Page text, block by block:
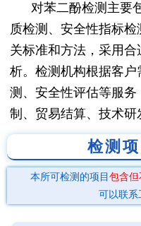
对苯二酚检测主要
质检测、安全性指标
关标准和方法，采用
析。检测机构根据客
测、安全性评估等服
制、贸易结算、技术研
检测
本所可检测的项目 包含
可以联系